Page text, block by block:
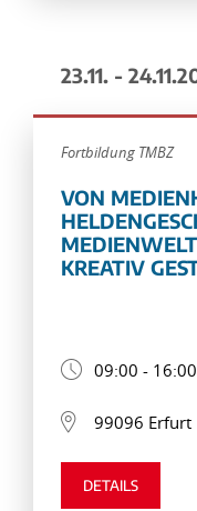
23.11. -
Fortbildung TMBZ
VON
KREATIV
09:00 -
99096 Erfurt
DETAILS